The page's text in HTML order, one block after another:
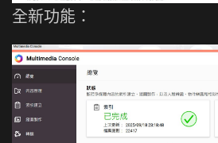
全新功能：